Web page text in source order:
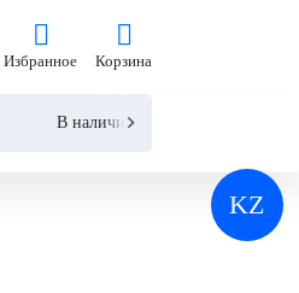
KZ
Сравнение
Избранное Корзина
В наличии